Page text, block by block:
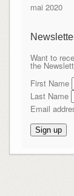
mai 2020
Want to
the
First Name
Last Name
Email